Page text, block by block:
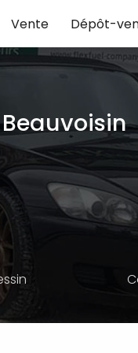
Vente Dépôt-